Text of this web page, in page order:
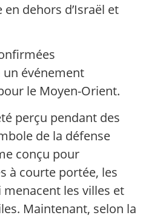
dehors d’Israël et
événement
le Moyen-Orient.
perçu pendant des
de la défense
conçu pour
à courte portée, les
les villes et
Maintenant, selon la